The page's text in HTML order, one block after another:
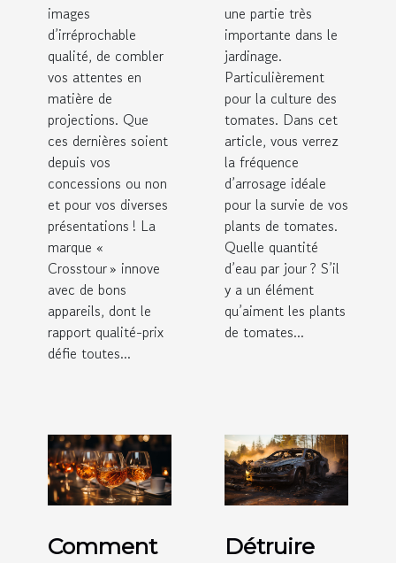
images
d’irréprochable
qualité, de combler
vos attentes en
matière de
projections. Que
ces dernières soient
depuis vos
concessions ou non
et pour vos diverses
présentations ! La
marque «
Crosstour » innove
avec de bons
appareils, dont le
rapport qualité-prix
défie toutes...
une partie très
importante dans le
jardinage.
Particulièrement
pour la culture des
tomates. Dans cet
article, vous verrez
la fréquence
d’arrosage idéale
pour la survie de vos
plants de tomates.
Quelle quantité
d’eau par jour ? S’il
y a un élément
qu’aiment les plants
de tomates...
Comment
Détruire